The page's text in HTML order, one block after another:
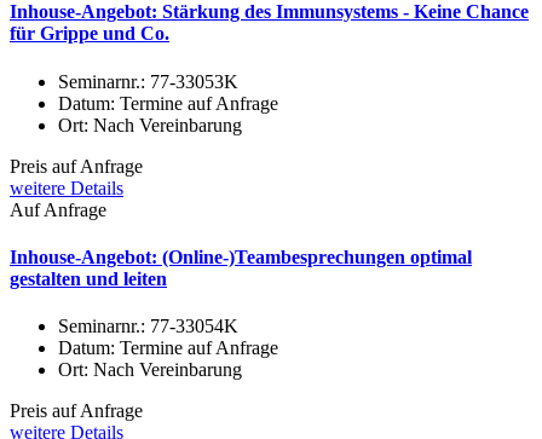
Inhouse-Angebot: Stärkung des Immunsystems - Keine Chance
für Grippe und Co.
Seminarnr.: 77-33053K
Datum: Termine auf Anfrage
Ort: Nach Vereinbarung
Preis auf Anfrage
weitere Details
Auf Anfrage
Inhouse-Angebot: (Online-)Teambesprechungen optimal
gestalten und leiten
Seminarnr.: 77-33054K
Datum: Termine auf Anfrage
Ort: Nach Vereinbarung
Preis auf Anfrage
weitere Details